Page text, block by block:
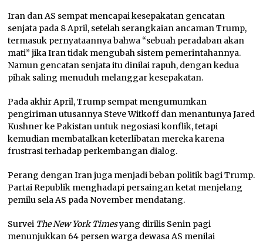
Iran dan AS sempat mencapai kesepakatan gencatan
senjata pada 8 April, setelah serangkaian ancaman Trump,
termasuk pernyataannya bahwa “sebuah peradaban akan
mati” jika Iran tidak mengubah sistem pemerintahannya.
Namun gencatan senjata itu dinilai rapuh, dengan kedua
pihak saling menuduh melanggar kesepakatan.
Pada akhir April, Trump sempat mengumumkan
pengiriman utusannya Steve Witkoff dan menantunya Jared
Kushner ke Pakistan untuk negosiasi konflik, tetapi
kemudian membatalkan keterlibatan mereka karena
frustrasi terhadap perkembangan dialog.
Perang dengan Iran juga menjadi beban politik bagi Trump.
Partai Republik menghadapi persaingan ketat menjelang
pemilu sela AS pada November mendatang.
Survei The New York Timesyang dirilis Senin pagi
menunjukkan 64 persen warga dewasa AS menilai